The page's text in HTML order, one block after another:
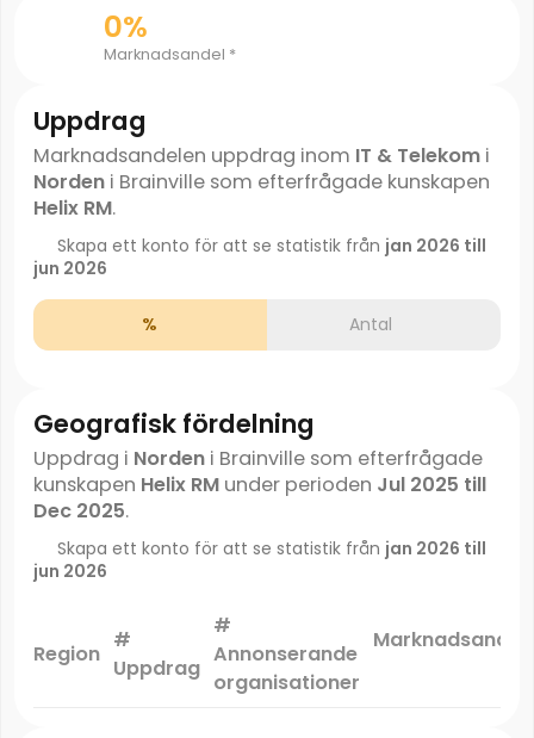
0%
Marknadsandel *
Uppdrag
Marknadsandelen uppdrag inom IT & Telekomi
Nordeni Brainville som efterfrågade kunskapen
Helix RM.
Skapa ett konto för att se statistik från jan 2026 till
jun 2026
% Antal
Geografisk fördelning
Uppdrag i Nordeni Brainville som efterfrågade
kunskapen Helix RMunder perioden Jul 2025 till
Dec 2025.
Skapa ett konto för att se statistik från jan 2026 till
jun 2026
Region
#
Uppdrag
#
Annonserande
organisationer
Marknadsandel